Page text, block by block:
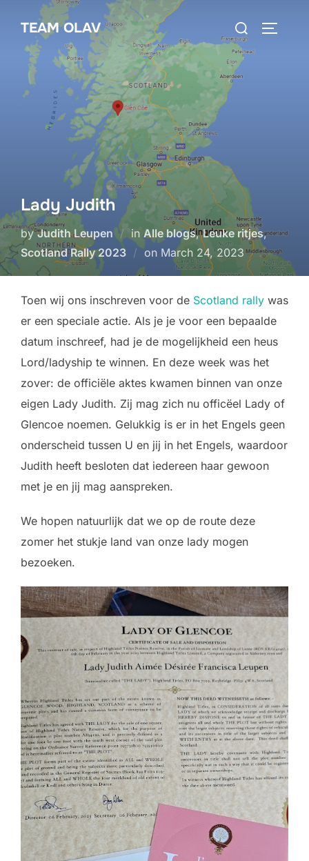
content
TEAM OLAV
Search
for:
Lady Judith
byJudith Leupen inAlle blogs,Leuke ritjes,
Scotland Rally 2023
on Posted
March 24, 2023
Toen wij ons inschreven voor de Scotland rally was
er een speciale actie. Als je je voor een bepaalde
datum inschreef, had je de mogelijkheid een heus
Lord/ladyship te winnen. En deze week was het
zover: de officiële aktes kwamen binnen van onze
eigen Lady Judith. Zij mag zich nu officëel Lady of
Glencoe noemen. Gelukkig is er in het Engels geen
onderscheid tussen U en jij in het Engels, waardoor
Judith heeft besloten dat iedereen haar gewoon
met je en jij mag aanspreken.
We hopen natuurlijk dat we op de route deze
zomer het stukje land van onze lady mogen
bezoeken.